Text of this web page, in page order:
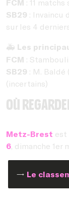
FCM : 11
SB29 : Invaincu
sur les 4
🚑 Les
FCM :
SB29 : M. Baldé
(incertains)
Où
Metz-Brest est
6, dimanche 1er
→ Le